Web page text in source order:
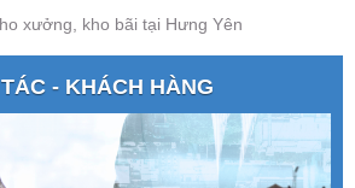
xưởng, kho bãi tại Hưng Yên
- KHÁCH HÀNG